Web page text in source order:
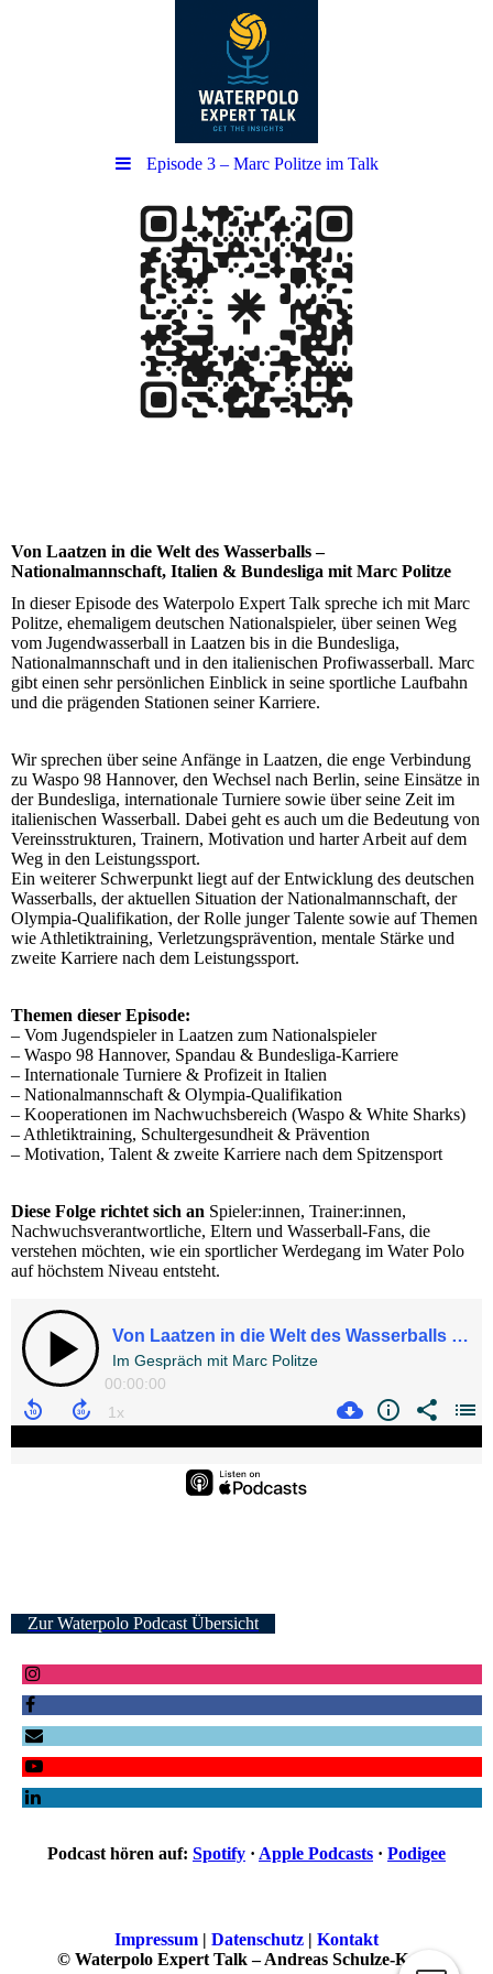
Episode 3 – Marc Politze im Talk
Von Laatzen in die Welt des Wasserballs –
Nationalmannschaft, Italien & Bundesliga mit Marc Politze
In dieser Episode des Waterpolo Expert Talk spreche ich mit Marc
Politze, ehemaligem deutschen Nationalspieler, über seinen Weg
vom Jugendwasserball in Laatzen bis in die Bundesliga,
Nationalmannschaft und in den italienischen Profiwasserball. Marc
gibt einen sehr persönlichen Einblick in seine sportliche Laufbahn
und die prägenden Stationen seiner Karriere.
Wir sprechen über seine Anfänge in Laatzen, die enge Verbindung
zu Waspo 98 Hannover, den Wechsel nach Berlin, seine Einsätze in
der Bundesliga, internationale Turniere sowie über seine Zeit im
italienischen Wasserball. Dabei geht es auch um die Bedeutung von
Vereinsstrukturen, Trainern, Motivation und harter Arbeit auf dem
Weg in den Leistungssport.
Ein weiterer Schwerpunkt liegt auf der Entwicklung des deutschen
Wasserballs, der aktuellen Situation der Nationalmannschaft, der
Olympia-Qualifikation, der Rolle junger Talente sowie auf Themen
wie Athletiktraining, Verletzungsprävention, mentale Stärke und
zweite Karriere nach dem Leistungssport.
Themen dieser Episode:
– Vom Jugendspieler in Laatzen zum Nationalspieler
– Waspo 98 Hannover, Spandau & Bundesliga-Karriere
– Internationale Turniere & Profizeit in Italien
– Nationalmannschaft & Olympia-Qualifikation
– Kooperationen im Nachwuchsbereich (Waspo & White Sharks)
– Athletiktraining, Schultergesundheit & Prävention
– Motivation, Talent & zweite Karriere nach dem Spitzensport
Diese Folge richtet sich an Spieler:innen, Trainer:innen,
Nachwuchsverantwortliche, Eltern und Wasserball-Fans, die
verstehen möchten, wie ein sportlicher Werdegang im Water Polo
auf höchstem Niveau entsteht.
Zur Waterpolo Podcast Übersicht
Podcast hören auf: Spotify · Apple Podcasts · Podigee
Impressum | Datenschutz | Kontakt
© Waterpolo Expert Talk – Andreas Schulze-Kopp